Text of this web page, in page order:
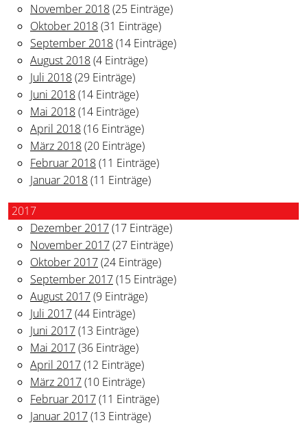
November 2018(25 Einträge)
Oktober 2018(31 Einträge)
September 2018(14 Einträge)
August 2018(4 Einträge)
Juli 2018(29 Einträge)
Juni 2018(14 Einträge)
Mai 2018(14 Einträge)
April 2018(16 Einträge)
März 2018(20 Einträge)
Februar 2018(11 Einträge)
Januar 2018(11 Einträge)
2017
Dezember 2017(17 Einträge)
November 2017(27 Einträge)
Oktober 2017(24 Einträge)
September 2017(15 Einträge)
August 2017(9 Einträge)
Juli 2017(44 Einträge)
Juni 2017(13 Einträge)
Mai 2017(36 Einträge)
April 2017(12 Einträge)
März 2017(10 Einträge)
Februar 2017(11 Einträge)
Januar 2017(13 Einträge)